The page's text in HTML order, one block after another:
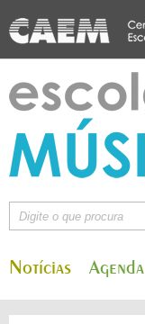
Notícias Agenda